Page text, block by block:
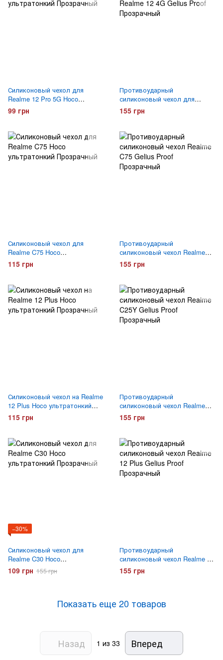
Силиконовый чехол для
Realme 12 Pro 5G Hoco
ультратонкий Прозрачный
99 грн
Противоударный
силиконовый чехол для
Realme 12 4G Gelius Proof
Прозрачный
155 грн
Силиконовый чехол для
Realme C75 Hoco
ультратонкий Прозрачный
115 грн
Противоударный
силиконовый чехол Realme
C75 Gelius Proof Прозрачный
155 грн
Силиконовый чехол на Realme
12 Plus Hoco ультратонкий
Прозрачный
115 грн
Противоударный
силиконовый чехол Realme
C25Y Gelius Proof Прозрачный
155 грн
−30%
Силиконовый чехол для
Realme C30 Hoco
ультратонкий Прозрачный
109 грн 155 грн
Противоударный
силиконовый чехол Realme 12
Plus Gelius Proof Прозрачный
155 грн
Показать еще 20 товаров
Назад 1 из 33 Вперед